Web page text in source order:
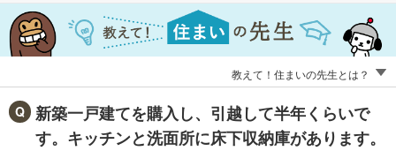
教えて！住まいの先生とは？
新築一戸建てを購入し、引越して半年くらいで
す。キッチンと洗面所に床下収納庫があります。